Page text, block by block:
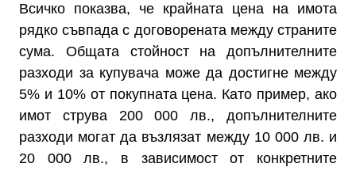
Всичко показва, че крайната цена на имота
рядко съвпада с договорената между страните
сума. Общата стойност на допълнителните
разходи за купувача може да достигне между
5% и 10% от покупната цена. Като пример, ако
имот струва 200 000 лв., допълнителните
разходи могат да възлязат между 10 000 лв. и
20 000 лв., в зависимост от конкретните